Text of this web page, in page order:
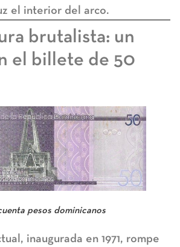
el interior del arco.
brutalista: un
el billete de 50
pesos dominicanos
inaugurada en 1971, rompe